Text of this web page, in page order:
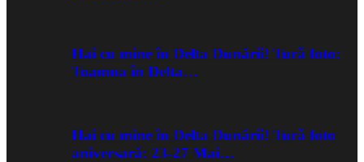
Hai cu mine în Delta Dunării! Tură foto:
Toamna în Delta…
Hai cu mine în Delta Dunării! Tură foto
aniversară: 23-27 Mai…